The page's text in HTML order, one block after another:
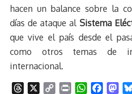
hacen un balance sobre la
días de ataque al Sistema
que vive el país desde el
como otros temas de
internacional.
W
M